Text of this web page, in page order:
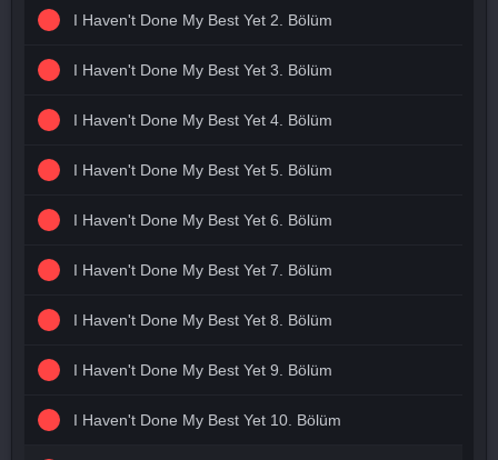
I Haven't Done My Best Yet 2. Bölüm
I Haven't Done My Best Yet 3. Bölüm
I Haven't Done My Best Yet 4. Bölüm
I Haven't Done My Best Yet 5. Bölüm
I Haven't Done My Best Yet 6. Bölüm
I Haven't Done My Best Yet 7. Bölüm
I Haven't Done My Best Yet 8. Bölüm
I Haven't Done My Best Yet 9. Bölüm
I Haven't Done My Best Yet 10. Bölüm